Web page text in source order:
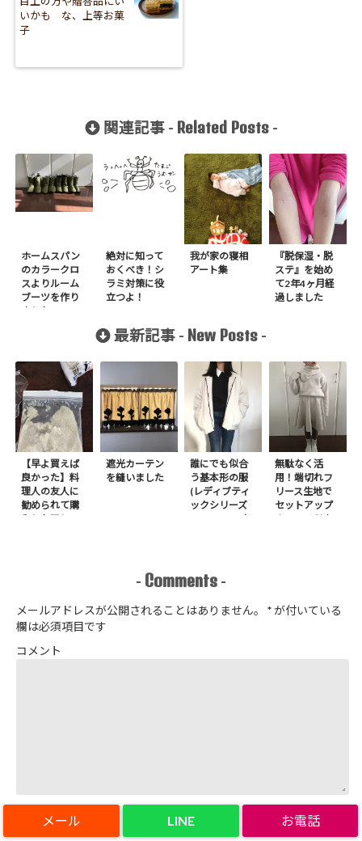
LINE
いかも な、上等お菓
子
関連記事 - Related Posts-
ホームスパン
のカラークロ
スよりルーム
ブーツを作り
ました
絶対に知って
おくべき！シ
ラミ対策に役
立つよ！
我が家の寝相
アート集
『脱保湿・脱
ステ』を始め
て2年4ヶ月経
過しました
最新記事 - New Posts -
【早よ買えば
良かった】料
理人の友人に
勧められて購
入したアレ
遮光カーテン
を縫いました
誰にでも似合
う基本形の服
(レディブティ
ックシリーズ
no.8272) か
アップジャケ
ットを作りま
無駄なく活
用！端切れフ
リース生地で
セットアップ
＋スヌードを1
- Comments -
メールアドレスが公開されることはありません。 *が付いている
欄は必須項目です
コメント
*